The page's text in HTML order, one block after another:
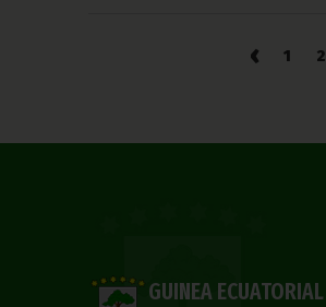
‹ 1 2
GUINEA ECUATORIAL